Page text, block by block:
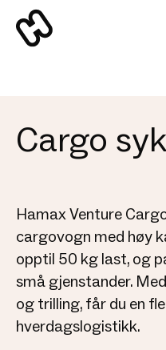
Cargo
Hamax Venture
cargovogn med høy
opptil 50 kg last, og
små gjenstander.
og trilling, får du en
hverdagslogistikk.